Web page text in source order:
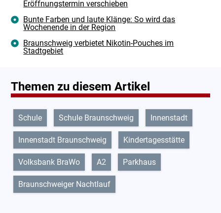
Eröffnungstermin verschieben
Bunte Farben und laute Klänge: So wird das
Wochenende in der Region
Braunschweig verbietet Nikotin-Pouches im
Stadtgebiet
Themen zu diesem Artikel
Schule Schule Braunschweig Innenstadt
Innenstadt Braunschweig Kindertagesstätte
Volksbank BraWo A2 Parkhaus
Braunschweiger Nachtlauf